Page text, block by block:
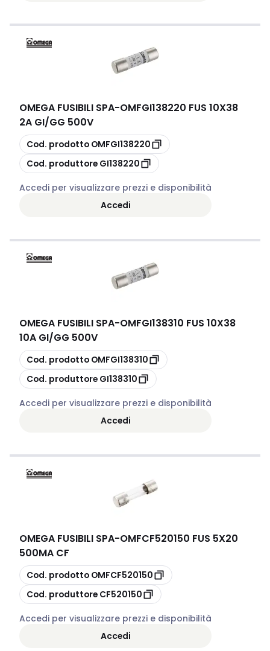
OMEGA FUSIBILI SPA-OMFGI138220 FUS 10X38
2A GI/GG 500V
copia
Cod. prodotto OMFGI138220
copia
Cod. produttore GI138220
Accedi per visualizzare prezzi e disponibilità
Accedi
OMEGA FUSIBILI SPA-OMFGI138310 FUS 10X38
10A GI/GG 500V
copia
Cod. prodotto OMFGI138310
copia
Cod. produttore GI138310
Accedi per visualizzare prezzi e disponibilità
Accedi
OMEGA FUSIBILI SPA-OMFCF520150 FUS 5X20
500MA CF
copia
Cod. prodotto OMFCF520150
copia
Cod. produttore CF520150
Accedi per visualizzare prezzi e disponibilità
Accedi